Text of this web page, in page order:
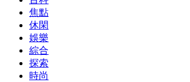
焦點
休閑
娛樂
綜合
探索
時尚